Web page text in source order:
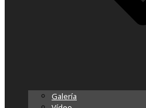
Galería